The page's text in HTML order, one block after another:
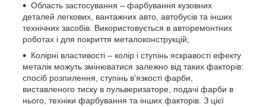
Область застосування – фарбування кузовних
деталей легкових, вантажних авто, автобусів та інших
технічних засобів. Використовується в авторемонтних
роботах і для покриття металоконструкцій;
Колірні властивості – колір і ступінь яскравості ефекту
металік можуть змінюватися залежно від таких факторів:
спосіб розпилення, ступінь в'язкості фарби,
виставленого тиску в пульверизаторе, подачі фарби в
нього, техніки фарбування та інших факторів. З цієї